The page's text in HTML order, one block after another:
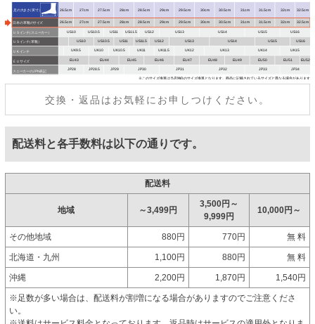
交換・返品はお気軽にお申しつけください。
配送料と各手数料は以下の通りです。
配送料
地域 ～3,499円
3,500円～
9,999円
10,000円～
その他地域 880円 770円 無 料
北海道・九州 1,100円 880円 無 料
沖縄 2,200円 1,870円 1,540円
※足数が多い場合は、配送料が割増になる場合がありますのでご注意くださ
い。